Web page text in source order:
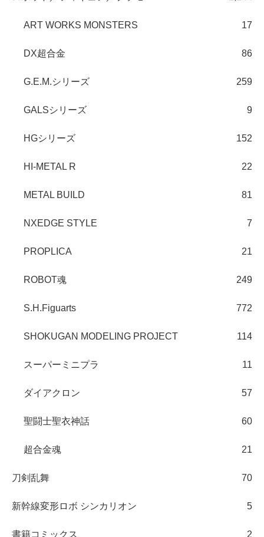
ART WORKS MONSTERS 17
DX超合金 86
G.E.M.シリーズ 259
GALSシリーズ 9
HGシリーズ 152
HI-METAL R 22
METAL BUILD 81
NXEDGE STYLE 7
PROPLICA 21
ROBOT魂 249
S.H.Figuarts 772
SHOKUGAN MODELING PROJECT 114
スーパーミニプラ 11
ダイアクロン 57
聖闘士聖衣神話 60
超合金魂 21
刀剣乱舞 70
新幹線変形ロボ シンカリオン 5
書籍コミックス 2